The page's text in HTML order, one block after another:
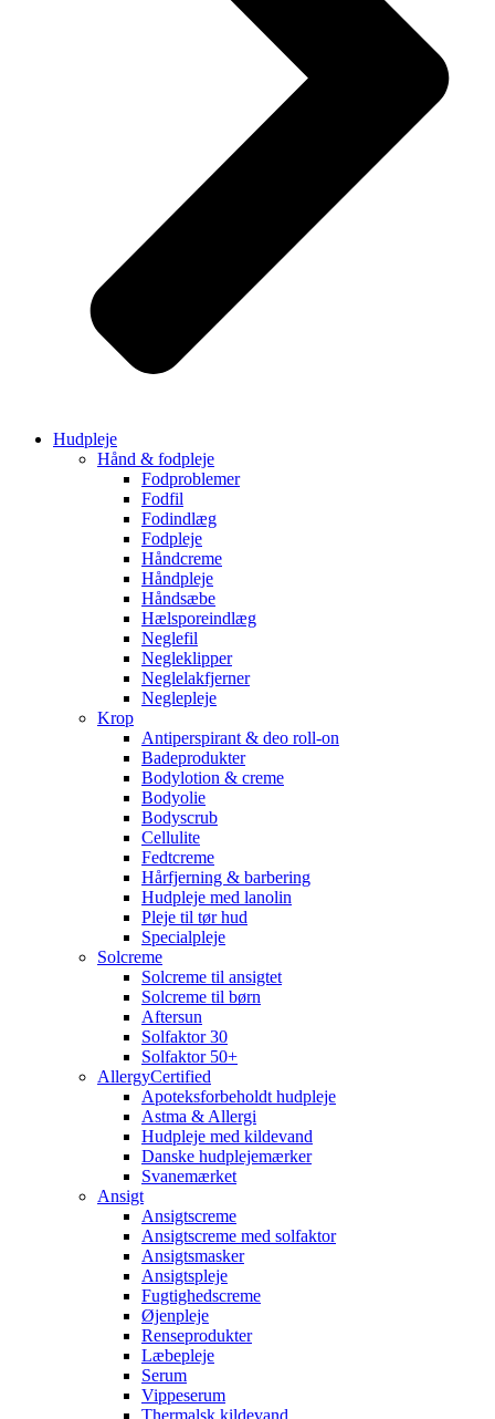
Hudpleje
Hånd & fodpleje
Fodproblemer
Fodfil
Fodindlæg
Fodpleje
Håndcreme
Håndpleje
Håndsæbe
Hælsporeindlæg
Neglefil
Negleklipper
Neglelakfjerner
Neglepleje
Krop
Antiperspirant & deo roll-on
Badeprodukter
Bodylotion & creme
Bodyolie
Bodyscrub
Cellulite
Fedtcreme
Hårfjerning & barbering
Hudpleje med lanolin
Pleje til tør hud
Specialpleje
Solcreme
Solcreme til ansigtet
Solcreme til børn
Aftersun
Solfaktor 30
Solfaktor 50+
AllergyCertified
Apoteksforbeholdt hudpleje
Astma & Allergi
Hudpleje med kildevand
Danske hudplejemærker
Svanemærket
Ansigt
Ansigtscreme
Ansigtscreme med solfaktor
Ansigtsmasker
Ansigtspleje
Fugtighedscreme
Øjenpleje
Renseprodukter
Læbepleje
Serum
Vippeserum
Thermalsk kildevand